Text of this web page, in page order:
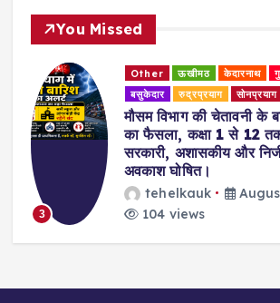
You Missed
3
Other ऊखीमठ केदारनाथ
बसुकेदार
रुद्रप्रयाग सोनप्रयाग
मौसम विभाग की चेतावनी के
का फैसला, कक्षा 1 से 12
सरकारी, अशासकीय और निजी
अवकाश घोषित।
tehelkauk
104 views